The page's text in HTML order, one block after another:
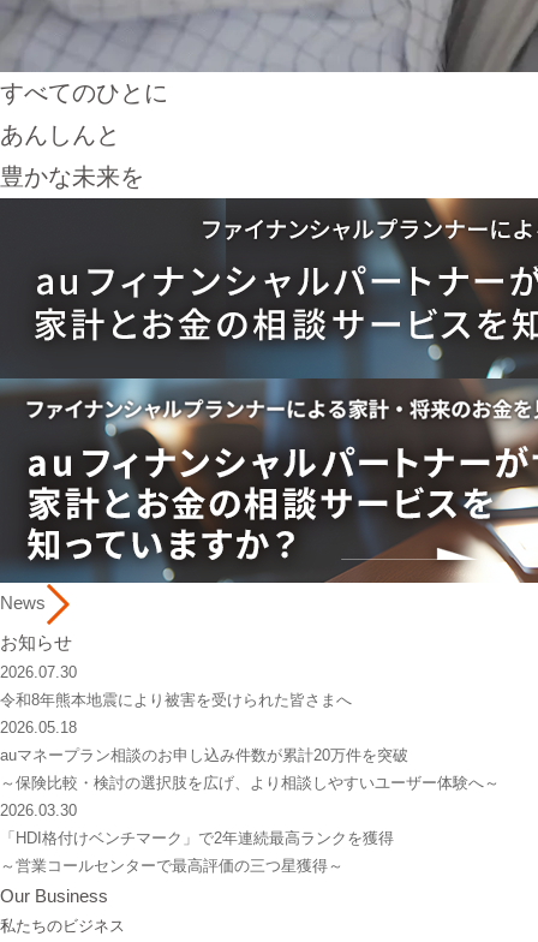
すべてのひとに
あんしんと
豊かな未来を
News
お知らせ
2026.07.30
令和8年熊本地震により被害を受けられた皆さまへ
2026.05.18
auマネープラン相談のお申し込み件数が累計20万件を突破
～保険比較・検討の選択肢を広げ、より相談しやすいユーザー体験へ～
2026.03.30
「HDI格付けベンチマーク」で2年連続最高ランクを獲得
～営業コールセンターで最高評価の三つ星獲得～
Our Business
私たちのビジネス